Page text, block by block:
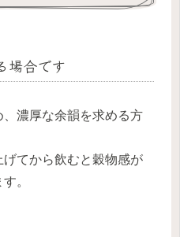
場合です
濃厚な余韻を求める方
てから飲むと穀物感が
。